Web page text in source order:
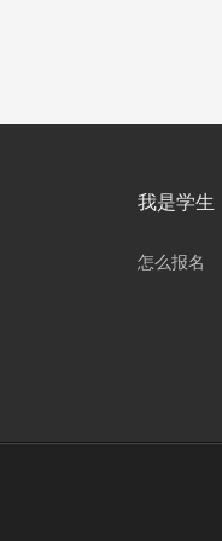
我是学生
怎么报名